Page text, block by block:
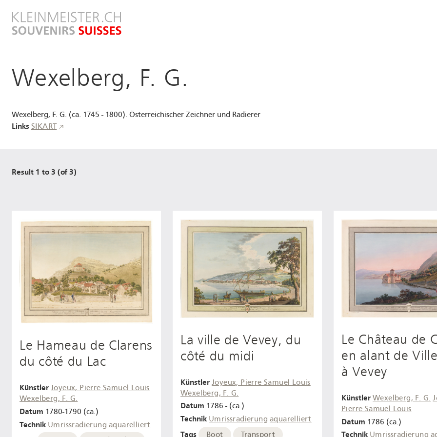
zum
Inhalt
Wexelberg, F. G.
Wexelberg, F. G. (ca. 1745 - 1800). Österreichischer Zeichner und Radierer
Links SIKART
Result 1 to 3 (of 3)
Le Hameau de Clarens
du côté du Lac
Künstler Joyeux, Pierre Samuel Louis
Wexelberg, F. G.
Datum 1780-1790 (ca.)
Technik Umrissradierung aquarelliert
La ville de Vevey, du
côté du midi
Künstler Joyeux, Pierre Samuel Louis
Wexelberg, F. G.
Datum 1786 - (ca.)
Technik Umrissradierung aquarelliert
Tags Boot Transport
Le Château de
en alant de
à Vevey
Künstler Wexelberg, F. G.
Pierre Samuel Louis
Datum 1786 (ca.)
Technik Umrissradierung